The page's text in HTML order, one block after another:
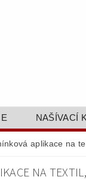
NAŠÍVACÍ
A SLEVY
aplikace na
NA